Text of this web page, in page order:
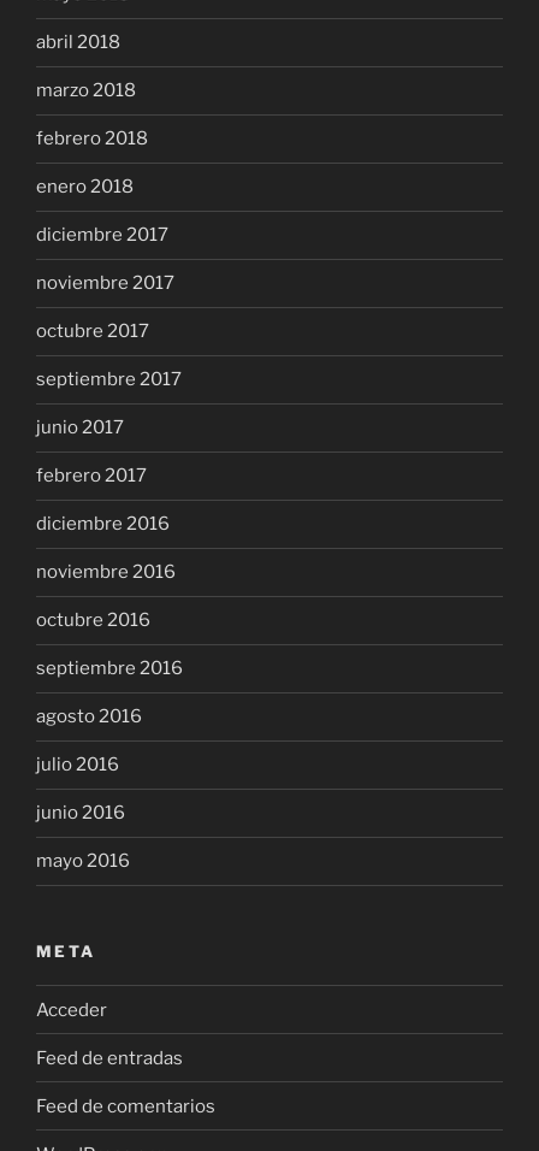
abril 2018
marzo 2018
febrero 2018
enero 2018
diciembre 2017
noviembre 2017
octubre 2017
septiembre 2017
junio 2017
febrero 2017
diciembre 2016
noviembre 2016
octubre 2016
septiembre 2016
agosto 2016
julio 2016
junio 2016
mayo 2016
META
Acceder
Feed de entradas
Feed de comentarios